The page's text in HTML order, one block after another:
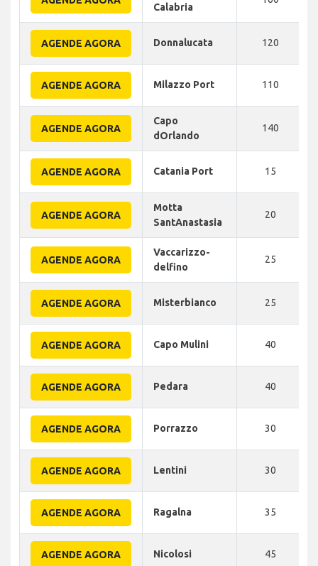
Calabria
AGENDE AGORA Donnalucata 120
AGENDE AGORA Milazzo Port 110
AGENDE AGORA
Capo
dOrlando
140
AGENDE AGORA Catania Port 15
AGENDE AGORA
Motta
SantAnastasia
20
AGENDE AGORA
Vaccarizzo-
delfino
25
AGENDE AGORA Misterbianco 25
AGENDE AGORA Capo Mulini 40
AGENDE AGORA Pedara 40
AGENDE AGORA Porrazzo 30
AGENDE AGORA Lentini 30
AGENDE AGORA Ragalna 35
AGENDE AGORA Nicolosi 45